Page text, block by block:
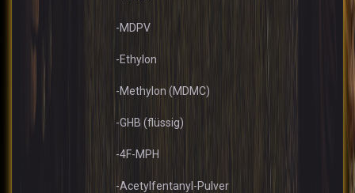
-MDPV
-Ethylon
-Methylon (MDMC)
-GHB (flüssig)
-4F-MPH
-Acetylfentanyl-Pulver